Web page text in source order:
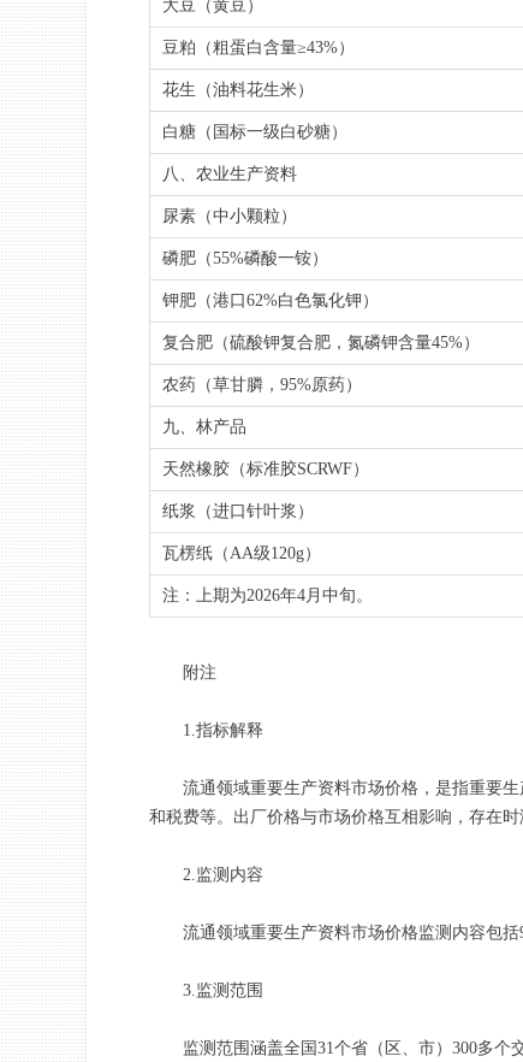
大豆（黄豆）
豆粕（粗蛋白含量≥43%）
花生（油料花生米）
白糖（国标一级白砂糖）
八、农业生产资料
尿素（中小颗粒）
磷肥（55%磷酸一铵）
钾肥（港口62%白色氯化钾）
复合肥（硫酸钾复合肥，氮磷钾含量45%）
农药（草甘膦，95%原药）
九、林产品
天然橡胶（标准胶SCRWF）
纸浆（进口针叶浆）
瓦楞纸（AA级120g）
注：上期为2026年4月中旬。
附注
1.指标解释
流通领域重要生产资料市场价格，是指重要生
和税费等。出厂价格与市场价格互相影响，存在
2.监测内容
流通领域重要生产资料市场价格监测内容包括9
3.监测范围
监测范围涵盖全国31个省（区、市）300多个交